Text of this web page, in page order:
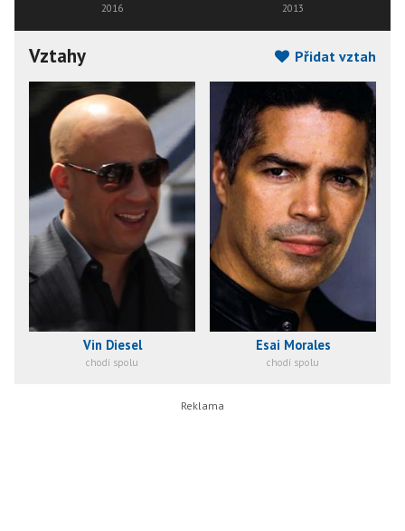
2016 2013
Vztahy Přidat vztah
Vin Diesel
chodí spolu
Esai Morales
chodí spolu